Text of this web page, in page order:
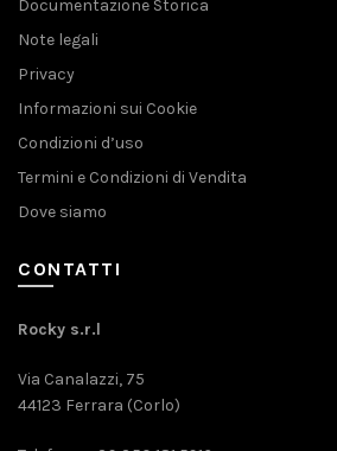
Documentazione Storica
Note legali
Privacy
Informazioni sui Cookie
Condizioni d’uso
Termini e Condizioni di Vendita
Dove siamo
CONTATTI
Rocky s.r.l
Via Canalazzi, 75
44123 Ferrara (Corlo)